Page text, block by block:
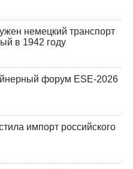
немецкий транспорт
в 1942 году
форум ESE-2026
импорт российского